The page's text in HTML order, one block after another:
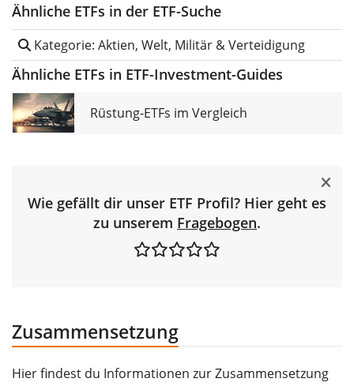
Ähnliche ETFs in der ETF-Suche
Kategorie: Aktien, Welt, Militär & Verteidigung
Ähnliche ETFs in ETF-Investment-Guides
Rüstung-ETFs im Vergleich
Wie gefällt dir unser ETF Profil? Hier geht es
zu unserem Fragebogen.
Zusammensetzung
Hier findest du Informationen zur Zusammensetzung